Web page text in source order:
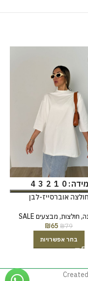
מידה 0
1
2
3
4
חולצה אוברסייז-לבן
, חולצות, מבצעים SALE
₪79
₪65
בחר אפשרויות